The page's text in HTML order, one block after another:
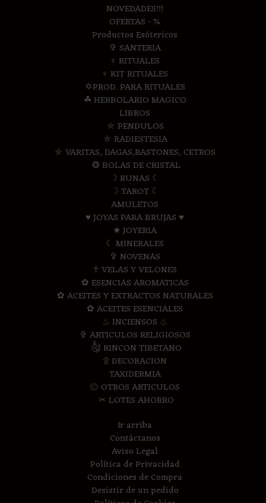
NOVEDADES!!!
OFERTAS - %
Productos Esótericos
✞ SANTERIA
♆ RITUALES
♆ KIT RITUALES
✡PROD. PARA RITUALES
☘ HERBOLARIO MAGICO
LIBROS
⛤ PENDULOS
⛤ RADIESTESIA
⛤ VARITAS, DAGAS,BASTONES, CETROS
❂ BOLAS DE CRISTAL
☽ RUNAS ☾
☽ TAROT ☾
AMULETOS
♥ JOYAS PARA BRUJAS ♥
★ JOYERIA
☾ MINERALES
✞ NOVENAS
☥ VELAS Y VELONES
✿ ESENCIAS AROMATICAS
✿ ACEITES Y EXTRACTOS NATURALES
✿ ACEITES ESENCIALES
♨ INCIENSOS ♨
✞ ARTICULOS RELIGIOSOS
༃ RINCON TIBETANO
۩ DECORACION
TAXIDERMIA
۞ OTROS ARTICULOS
✂ LOTES AHORRO
Ir arriba
Contáctanos
Aviso Legal
Política de Privacidad
Condiciones de Compra
Desistir de un pedido